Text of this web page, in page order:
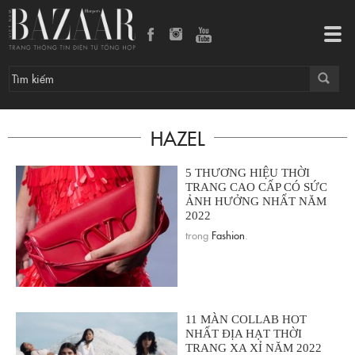
HAZEL
5 THƯƠNG HIỆU THỜI
TRANG CAO CẤP CÓ SỨC
ẢNH HƯỞNG NHẤT NĂM
2022
trong Fashion
11 MÀN COLLAB HOT
NHẤT ĐỊA HẠT THỜI
TRANG XA XỈ NĂM 2022